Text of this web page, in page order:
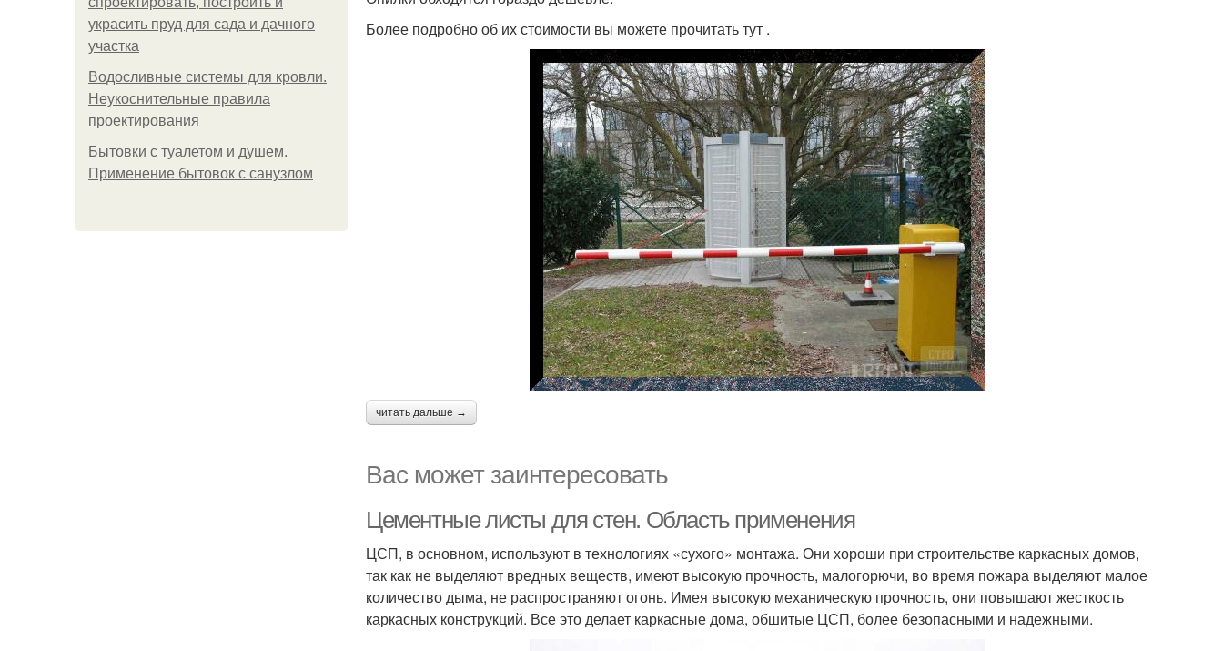
украсить пруд для сада и дачного
участка
Водосливные системы для кровли.
Неукоснительные правила
проектирования
Бытовки с туалетом и душем.
Применение бытовок с санузлом
Более подробно об их стоимости вы можете прочитать тут .
читать дальше →
Вас может заинтересовать
Цементные листы для стен. Область применения
ЦСП, в основном, используют в технологиях «сухого» монтажа. Они хороши при строительстве каркасных домов,
так как не выделяют вредных веществ, имеют высокую прочность, малогорючи, во время пожара выделяют малое
количество дыма, не распространяют огонь. Имея высокую механическую прочность, они повышают жесткость
каркасных конструкций. Все это делает каркасные дома, обшитые ЦСП, более безопасными и надежными.